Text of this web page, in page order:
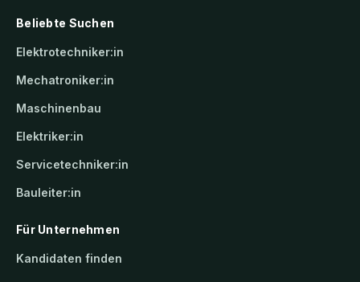
Beliebte Suchen
Elektrotechniker:in
Mechatroniker:in
Maschinenbau
Elektriker:in
Servicetechniker:in
Bauleiter:in
Für Unternehmen
Kandidaten finden